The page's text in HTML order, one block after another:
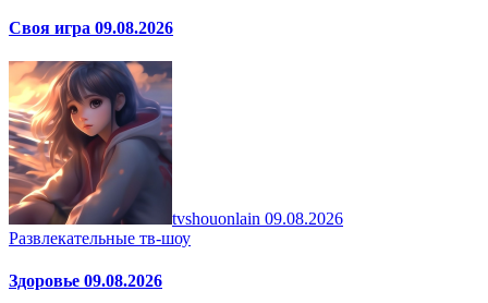
Своя игра 09.08.2026
tvshouonlain 09.08.2026
Развлекательные тв-шоу
Здоровье 09.08.2026